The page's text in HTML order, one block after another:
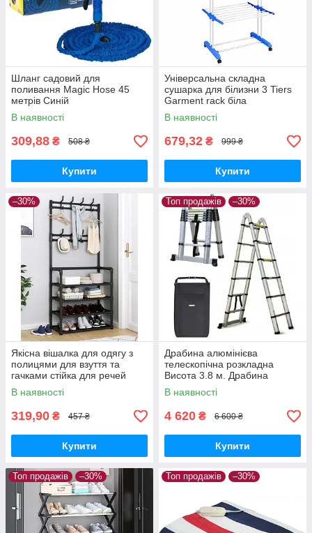
Шланг садовий для
поливання Magic Hose 45
метрів Синій
В наявності
309,88 ₴ 508 ₴
Купити
Універсальна складна
сушарка для білизни 3 Tiers
Garment rack біла
В наявності
679,32 ₴ 999 ₴
Купити
–30%
Якісна вішалка для одягу з
полицями для взуття та
гачками стійка для речей
стелаж Чорна
В наявності
319,90 ₴ 457 ₴
Купити
Топ продажів –30%
Драбина алюмінієва
телескопічна розкладна
Висота 3.8 м. Драбина
трансформер + сумка
В наявності
4 620 ₴ 6 600 ₴
Купити
Топ продажів –30% Топ продажів –30%